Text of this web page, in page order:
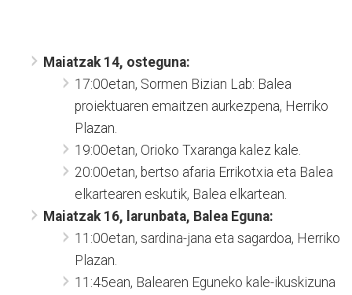
Maiatzak 14, osteguna:
17:00etan, Sormen Bizian Lab: Balea
proiektuaren emaitzen aurkezpena, Herriko
Plazan.
19:00etan, Orioko Txaranga kalez kale.
20:00etan, bertso afaria Errikotxia eta Balea
elkartearen eskutik, Balea elkartean.
Maiatzak 16, larunbata, Balea Eguna:
11:00etan, sardina-jana eta sagardoa, Herriko
Plazan.
11:45ean, Balearen Eguneko kale-ikuskizuna